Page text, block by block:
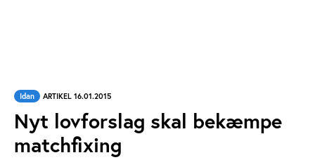
Idan ARTIKEL 16.01.2015
Nyt lovforslag skal bekæmpe
matchfixing